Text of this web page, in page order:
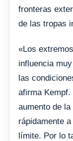
fronteras
de las tropas
«Los
influencia
las
afirma
aumento de
rápidamente
límite. Por lo